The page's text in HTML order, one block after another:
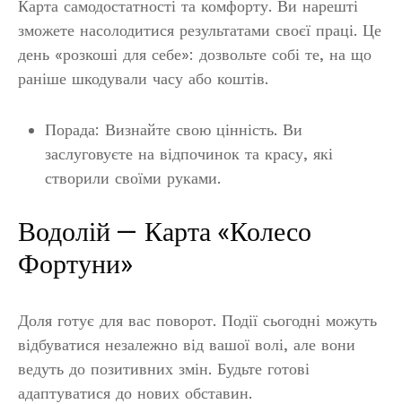
Карта самодостатності та комфорту. Ви нарешті
зможете насолодитися результатами своєї праці. Це
день «розкоші для себе»: дозвольте собі те, на що
раніше шкодували часу або коштів.
Порада: Визнайте свою цінність. Ви
заслуговуєте на відпочинок та красу, які
створили своїми руками.
Водолій — Карта «Колесо
Фортуни»
Доля готує для вас поворот. Події сьогодні можуть
відбуватися незалежно від вашої волі, але вони
ведуть до позитивних змін. Будьте готові
адаптуватися до нових обставин.